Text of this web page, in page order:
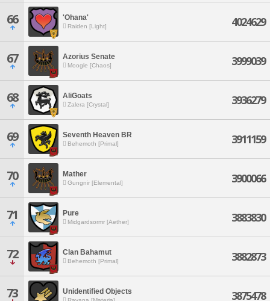
66 'Ohana'
Raiden [Light] 4024629
67 Azorius Senate
Moogle [Chaos] 3999039
68 AliGoats
Zalera [Crystal] 3936279
69 Seventh Heaven BR
Behemoth [Primal] 3911159
70 Mather
Gungnir [Elemental] 3900066
71 Pure
Midgardsormr [Aether] 3883830
72 Clan Bahamut
Behemoth [Primal] 3882873
73 Unidentified Objects 3875478